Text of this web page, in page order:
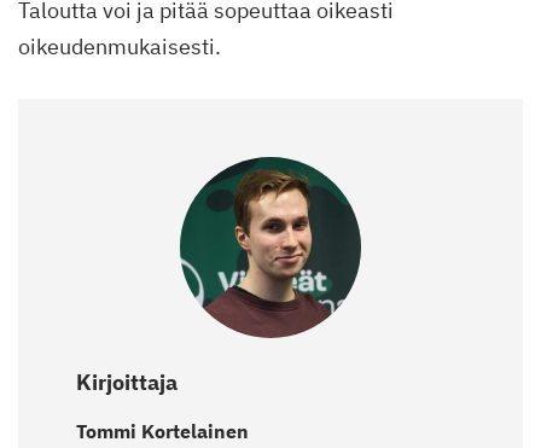
Taloutta voi ja pitää sopeuttaa oikeasti
oikeudenmukaisesti.
Kirjoittaja
Tommi Kortelainen